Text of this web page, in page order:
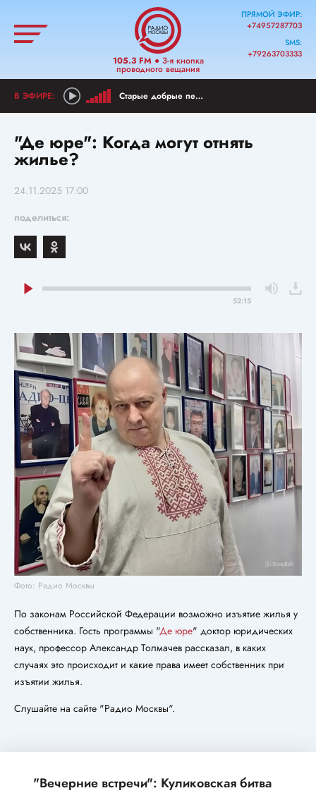
105.3 FM● 3-я кнопка
проводного вещания
ПРЯМОЙ ЭФИР:
+74957287703
SMS:
+79263703333
Старые добрые песни
"Де юре": Когда могут отнять
жилье?
24.11.2025 17:00
поделиться:
52:15
Фото: Радио Москвы
По законам Российской Федерации возможно изъятие жилья у
собственника. Гость программы "Де юре" доктор юридических
наук, профессор Александр Толмачев рассказал, в каких
случаях это происходит и какие права имеет собственник при
изъятии жилья.
Слушайте на сайте "Радио Москвы".
"Вечерние встречи": Куликовская битва